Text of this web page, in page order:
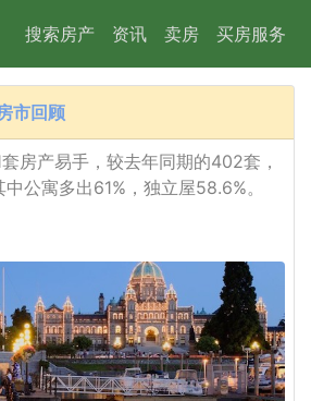
搜索房产 资讯 卖房 买房服务
市回顾
房产易手，较去年同期的402套，
公寓多出61%，独立屋58.6%。